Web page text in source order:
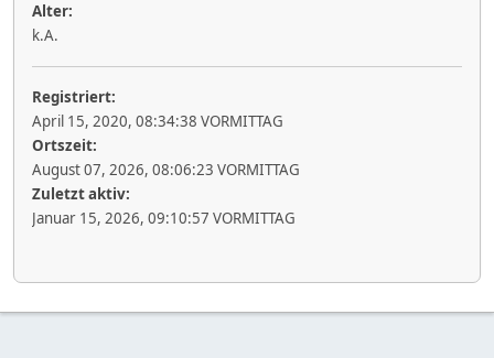
Alter:
k.A.
Registriert:
April 15, 2020, 08:34:38 VORMITTAG
Ortszeit:
August 07, 2026, 08:06:23 VORMITTAG
Zuletzt aktiv:
Januar 15, 2026, 09:10:57 VORMITTAG